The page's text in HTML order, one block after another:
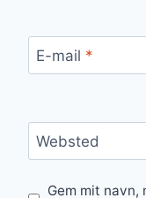
E-mail *
Websted
Gem mit